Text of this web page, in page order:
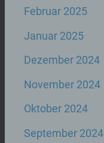
Februar 2025
Januar 2025
Dezember 2024
November 2024
Oktober 2024
September 2024